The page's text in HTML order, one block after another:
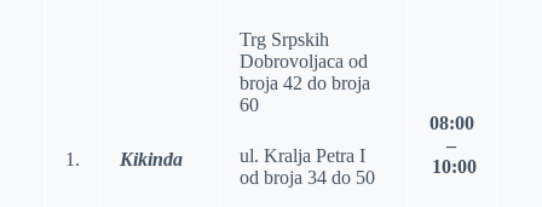
1. Kikinda
Trg Srpskih
Dobrovoljaca od
broja 42 do broja
60
ul. Kralja Petra I
od broja 34 do 50
08:00
–
10:00